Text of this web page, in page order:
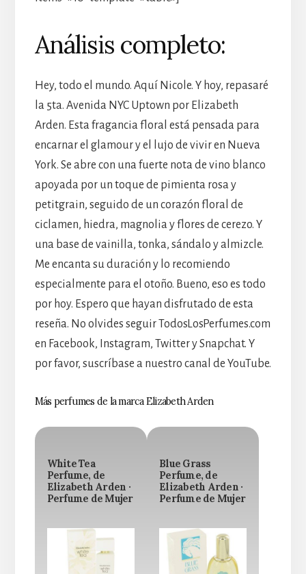
Análisis completo:
Hey, todo el mundo. Aquí Nicole. Y hoy, repasaré
la 5ta. Avenida NYC Uptown por Elizabeth
Arden. Esta fragancia floral está pensada para
encarnar el glamour y el lujo de vivir en Nueva
York. Se abre con una fuerte nota de vino blanco
apoyada por un toque de pimienta rosa y
petitgrain, seguido de un corazón floral de
ciclamen, hiedra, magnolia y flores de cerezo. Y
una base de vainilla, tonka, sándalo y almizcle.
Me encanta su duración y lo recomiendo
especialmente para el otoño. Bueno, eso es todo
por hoy. Espero que hayan disfrutado de esta
reseña. No olvides seguir TodosLosPerfumes.com
en Facebook, Instagram, Twitter y Snapchat. Y
por favor, suscríbase a nuestro canal de YouTube.
Más perfumes de la marca Elizabeth Arden
White Tea
Perfume, de
Elizabeth Arden ·
Perfume de Mujer
Blue Grass
Perfume, de
Elizabeth Arden ·
Perfume de Mujer